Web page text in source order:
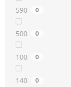
590 0
500 0
100 0
140 0